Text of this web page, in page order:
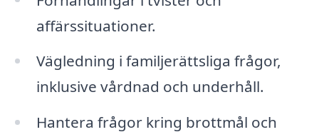
affärssituationer.
Vägledning i familjerättsliga frågor,
inklusive vårdnad och underhåll.
Hantera frågor kring brottmål och